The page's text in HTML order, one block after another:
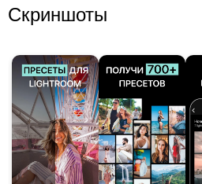
Скриншоты